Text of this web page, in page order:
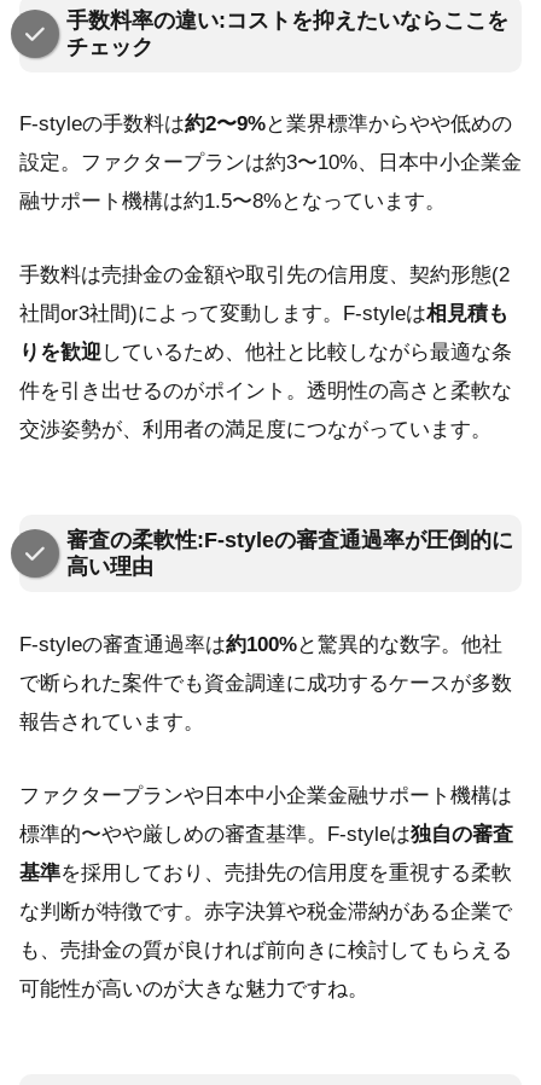
手数料率の違い:コストを抑えたいならここを
チェック
F-styleの手数料は約2〜9%と業界標準からやや低めの
設定。ファクタープランは約3〜10%、日本中小企業金
融サポート機構は約1.5〜8%となっています。
手数料は売掛金の金額や取引先の信用度、契約形態(2
社間or3社間)によって変動します。F-styleは相見積も
りを歓迎しているため、他社と比較しながら最適な条
件を引き出せるのがポイント。透明性の高さと柔軟な
交渉姿勢が、利用者の満足度につながっています。
審査の柔軟性:F-styleの審査通過率が圧倒的に
高い理由
F-styleの審査通過率は約100%と驚異的な数字。他社
で断られた案件でも資金調達に成功するケースが多数
報告されています。
ファクタープランや日本中小企業金融サポート機構は
標準的〜やや厳しめの審査基準。F-styleは独自の審査
基準を採用しており、売掛先の信用度を重視する柔軟
な判断が特徴です。赤字決算や税金滞納がある企業で
も、売掛金の質が良ければ前向きに検討してもらえる
可能性が高いのが大きな魅力ですね。